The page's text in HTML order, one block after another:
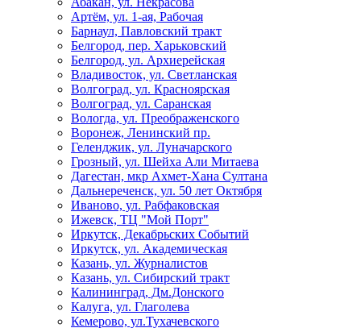
Артём, ул. 1-ая, Рабочая
Барнаул, Павловский тракт
Белгород, пер. Харьковский
Белгород, ул. Архиерейская
Владивосток, ул. Светланская
Волгоград, ул. Красноярская
Волгоград, ул. Саранская
Вологда, ул. Преображенского
Воронеж, Ленинский пр.
Геленджик, ул. Луначарского
Грозный, ул. Шейха Али Митаева
Дагестан, мкр Ахмет-Хана Султана
Дальнереченск, ул. 50 лет Октября
Иваново, ул. Рабфаковская
Ижевск, ТЦ "Мой Порт"
Иркутск, Декабрьских Событий
Иркутск, ул. Академическая
Казань, ул. Журналистов
Казань, ул. Сибирский тракт
Калининград, Дм.Донского
Калуга, ул. Глаголева
Кемерово, ул.Тухачевского